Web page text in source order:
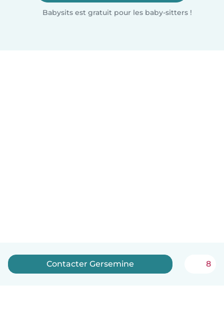
Babysits est gratuit pour les baby-sitters !
Contacter Gersemine 8